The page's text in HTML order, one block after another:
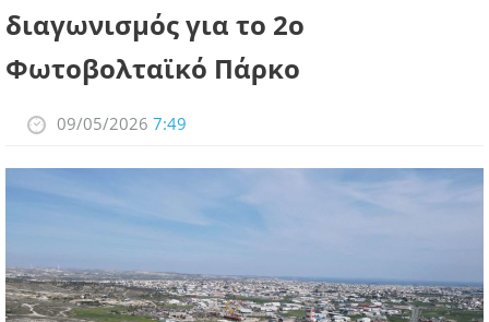
ΠΕΡΙΣΣΟΤΕΡΑ
διαγωνισμός για το 2ο
Φωτοβολταϊκό Πάρκο
09/05/2026 7:49